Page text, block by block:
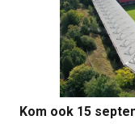
Kom ook 15